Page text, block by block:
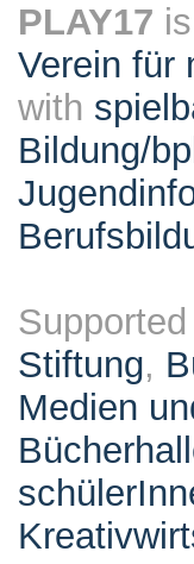
PLAY17
Verein für
with
Bildung/
Stiftung,
Medien